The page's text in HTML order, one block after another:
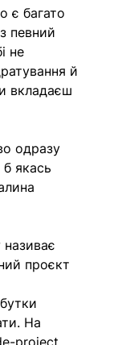
є багато
певний
не
й
вкладаєш
одразу
якась
проєкт
На